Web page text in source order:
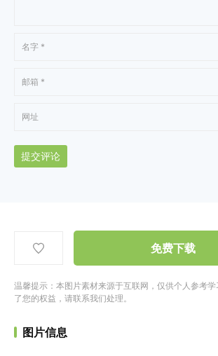
提交评论
免费下载
温馨提示：本图片素材来源于互联网，仅供个人参考
了您的权益，请联系我们处理。
图片信息